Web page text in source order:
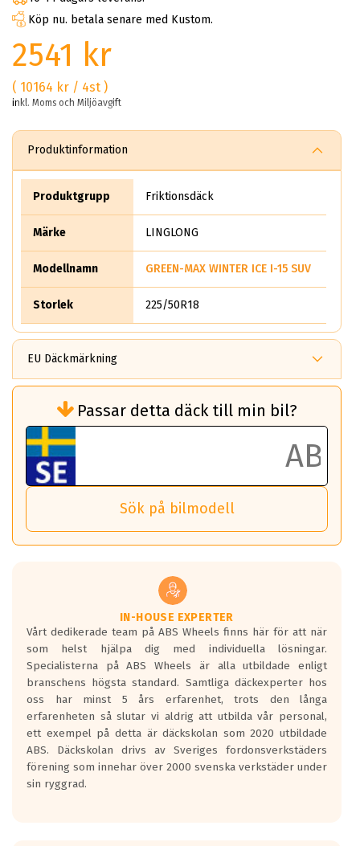
Köp nu. betala senare med Kustom.
2541 kr
( 10164 kr / 4st )
inkl. Moms och Miljöavgift
Produktinformation
Produktgrupp Friktionsdäck
Märke LINGLONG
Modellnamn GREEN-MAX WINTER ICE I-15 SUV
Storlek 225/50R18
EU Däckmärkning
bränsleförbrukningen)
Det ska vara en betygsskala från klass A
till G för rullmotstånd.
Ett klass A däck kommer ha 6,5% bättre
bränsleförbrukning än ett klass G däck.
Det betyder att om man kör 10,000 km,
så sparar man 50 liter bränsle med ett
vilken körstil du använder.
Våtgrepp egenskaper:
Betygsskalan är satt A till F. Där A påvisar
den kortaste bromssträckan och F är den
längsta.
Inga D eller G betyg delas ut för
personbilar och lätta lastbilar.
Betyget sätts efter ett test där däcken
skall bromsa in på en väg där det ligger
0.5-1.5 mm vatten.
I 80km/h kommer skillnaden på
Passar detta däck till min bil?
Sök på bilmodell
IN-HOUSE EXPERTER
Vårt dedikerade team på ABS Wheels finns här för att när
som helst hjälpa dig med individuella lösningar.
Specialisterna på ABS Wheels är alla utbildade enligt
branschens högsta standard. Samtliga däckexperter hos
oss har minst 5 års erfarenhet, trots den långa
erfarenheten så slutar vi aldrig att utbilda vår personal,
ett exempel på detta är däckskolan som 2020 utbildade
ABS. Däckskolan drivs av Sveriges fordonsverkstäders
förening som innehar över 2000 svenska verkstäder under
sin ryggrad.